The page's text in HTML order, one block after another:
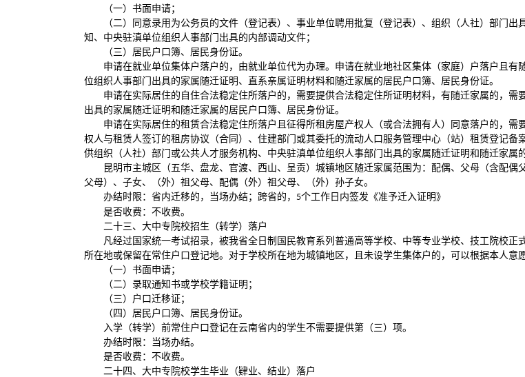
（一）书面申请；
（二）同意录用为公务员的文件（登记表）、事业单位聘用批复（登记表）、组织（人社）部门
知、中央驻滇单位组织人事部门出具的内部调动文件；
（三）居民户口簿、居民身份证。
申请在就业单位集体户落户的，由就业单位代为办理。申请在就业地社区集体（家庭）户落户且
位组织人事部门出具的家属随迁证明、直系亲属证明材料和随迁家属的居民户口簿、居民身份证。
申请在实际居住的自住合法稳定住所落户的，需要提供合法稳定住所证明材料，有随迁家属的，需
出具的家属随迁证明和随迁家属的居民户口簿、居民身份证。
申请在实际居住的租赁合法稳定住所落户且征得所租房屋产权人（或合法拥有人）同意落户的，
权人与租赁人签订的租房协议（合同）、住建部门或其委托的流动人口服务管理中心（站）租赁登记
供组织（人社）部门或公共人才服务机构、中央驻滇单位组织人事部门出具的家属随迁证明和随迁家属
昆明市主城区（五华、盘龙、官渡、西山、呈贡）城镇地区随迁家属范围为：配偶、父母（含配
父母）、子女、（外）祖父母、配偶（外）祖父母、（外）孙子女。
办结时限：省内迁移的，当场办结；跨省的， 5个工作日内签发《准予迁入证明》
是否收费：不收费。
二十三、大中专院校招生（转学）落户
凡经过国家统一考试招录，被我省全日制国民教育系列普通高等学校、中等专业学校、技工院校
所在地或保留在常住户口登记地。对于学校所在地为城镇地区，且未设学生集体户的，可以根据本人意
（一）书面申请；
（二）录取通知书或学校学籍证明；
（三）户口迁移证；
（四）居民户口簿、居民身份证。
入学（转学）前常住户口登记在云南省内的学生不需要提供第（三）项。
办结时限：当场办结。
是否收费：不收费。
二十四、大中专院校学生毕业（肄业、结业）落户